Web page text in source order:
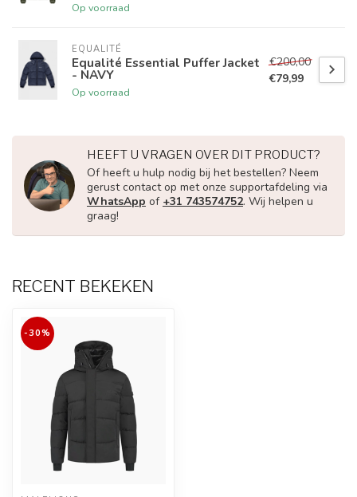
Op voorraad
EQUALITÉ
Equalité Essential Puffer Jacket
- NAVY
Op voorraad
€200,00
€79,99
HEEFT U VRAGEN OVER DIT PRODUCT?
Of heeft u hulp nodig bij het bestellen? Neem
gerust contact op met onze supportafdeling via
WhatsApp of +31 743574752. Wij helpen u
graag!
RECENT BEKEKEN
-30%